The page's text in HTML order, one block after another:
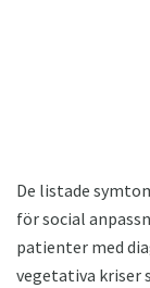
De listade
för social
patienter med
vegetativa kriser